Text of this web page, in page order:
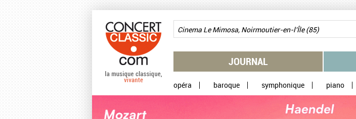
JOURNAL
opéra baroque symphonique piano